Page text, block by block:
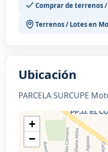
Comprar de terrenos
Terrenos / Lotes en
Ubicación
PARCELA SURCUPE
+
−